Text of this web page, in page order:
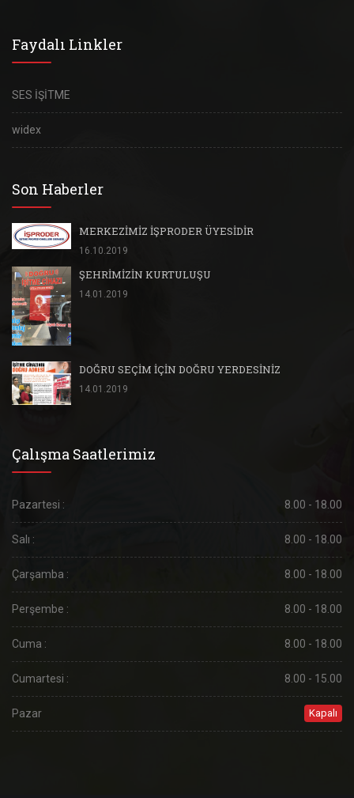
Faydalı Linkler
SES İŞİTME
widex
Son Haberler
MERKEZİMİZ İŞPRODER ÜYESİDİR
16.10.2019
ŞEHRİMİZİN KURTULUŞU
14.01.2019
DOĞRU SEÇİM İÇİN DOĞRU YERDESİNİZ
14.01.2019
Çalışma Saatlerimiz
Pazartesi : 8.00 - 18.00
Salı : 8.00 - 18.00
Çarşamba : 8.00 - 18.00
Perşembe : 8.00 - 18.00
Cuma : 8.00 - 18.00
Cumartesi : 8.00 - 15.00
Pazar Kapalı